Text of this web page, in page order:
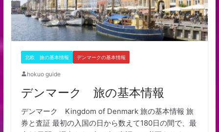
北欧 旅の基本情報 デンマークの基本情報
hokuo guide
デンマーク 旅の基本情報
デンマーク Kingdom of Denmark 旅の基本情報 旅
券と査証 最初の入国の日から数えて180日の間で、最